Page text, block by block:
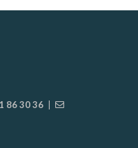
86 30 36